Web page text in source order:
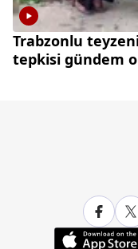
Trabzonlu
tepkisi gündem